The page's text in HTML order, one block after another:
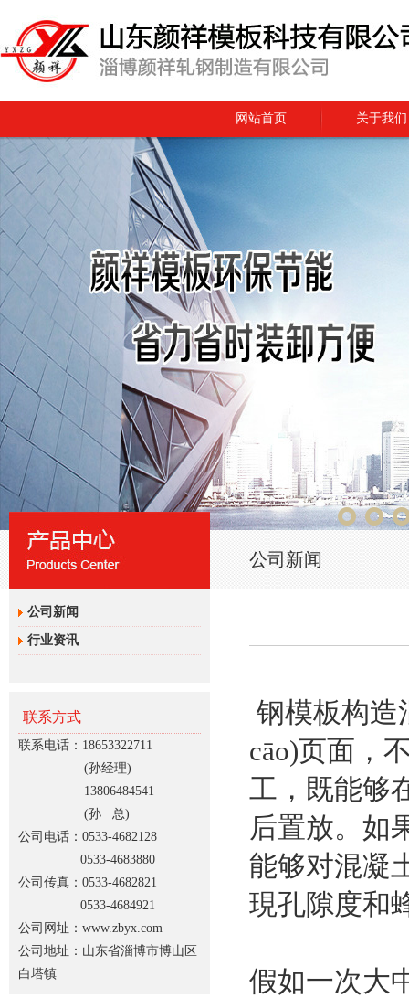
网站首页 关于我们
公司新闻
行业资讯
联系方式
联系电话：18653322711
(孙经理)
13806484541
(孙 总)
公司电话：0533-4682128
0533-4683880
公司传真：0533-4682821
0533-4684921
公司网址：www.zbyx.com
公司地址：山东省淄博市博山区
白塔镇
公司新闻
钢模板构造
cāo)页面，
工，既能够
后置放。如
能够对混凝
現孔隙度和
假如一次大